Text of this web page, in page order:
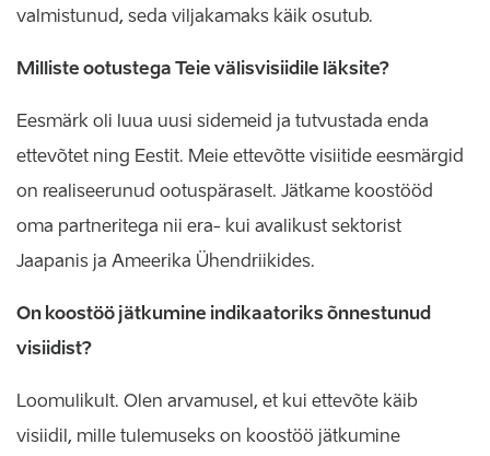
valmistunud, seda viljakamaks käik osutub.
Milliste ootustega Teie välisvisiidile läksite?
Eesmärk oli luua uusi sidemeid ja tutvustada enda
ettevõtet ning Eestit. Meie ettevõtte visiitide eesmärgid
on realiseerunud ootuspäraselt. Jätkame koostööd
oma partneritega nii era- kui avalikust sektorist
Jaapanis ja Ameerika Ühendriikides.
On koostöö jätkumine indikaatoriks õnnestunud
visiidist?
Loomulikult. Olen arvamusel, et kui ettevõte käib
visiidil, mille tulemuseks on koostöö jätkumine